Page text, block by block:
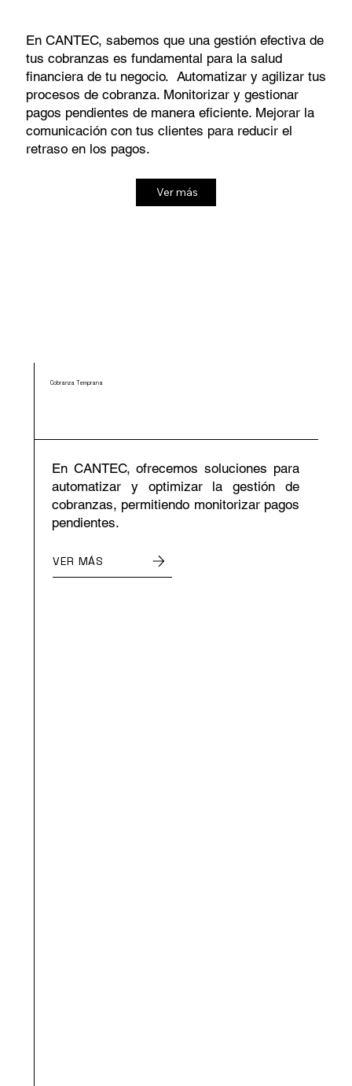
Ver más
En CANTEC, sabemos que una gestión efectiva de
tus cobranzas es fundamental para la salud
financiera de tu negocio. Automatizar y agilizar tus
procesos de cobranza. Monitorizar y gestionar
pagos pendientes de manera eficiente. Mejorar la
comunicación con tus clientes para reducir el
retraso en los pagos.
Cobranza Temprana
En CANTEC, ofrecemos soluciones para
automatizar y optimizar la gestión de
cobranzas, permitiendo monitorizar pagos
pendientes.
VER MÁS